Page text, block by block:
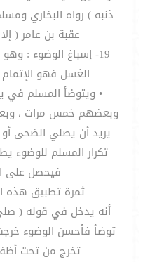
ذنبه ) رواه البخاري
عقبة بن عامر (
19- إسباغ الوضوء :
الغسل فهو
• ويتوضأ المسلم في
وبعضهم خمس مرات ،
يريد أن يصلي الضحى
تكرار المسلم للوضوء
فيحصل على
ثمرة تطبيق هذه
أنه يدخل في قوله (
توضأ فأحسن الوضوء
تخرج من تحت